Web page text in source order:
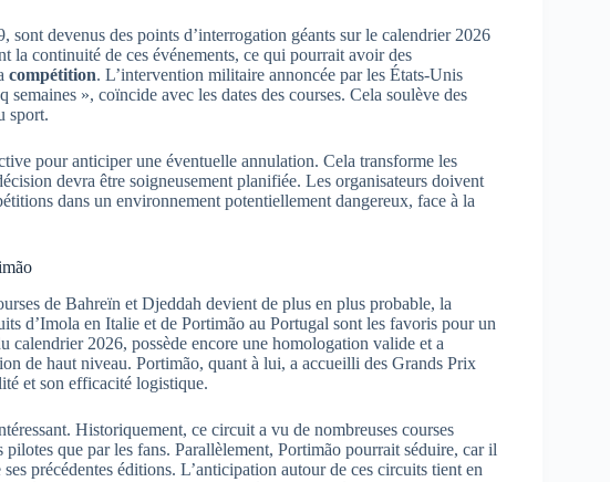
devenus des points d’interrogation géants sur le calendrier 2026
la continuité de ces événements, ce qui pourrait avoir des
compétition. L’intervention militaire annoncée par les États-Unis
», coïncide avec les dates des courses. Cela soulève des
sport.
pour anticiper une éventuelle annulation. Cela transforme les
devra être soigneusement planifiée. Les organisateurs doivent
dans un environnement potentiellement dangereux, face à la
de Bahreïn et Djeddah devient de plus en plus probable, la
d’Imola en Italie et de Portimão au Portugal sont les favoris pour un
calendrier 2026, possède encore une homologation valide et a
de haut niveau. Portimão, quant à lui, a accueilli des Grands Prix
et son efficacité logistique.
Historiquement, ce circuit a vu de nombreuses courses
que par les fans. Parallèlement, Portimão pourrait séduire, car il
précédentes éditions. L’anticipation autour de ces circuits tient en